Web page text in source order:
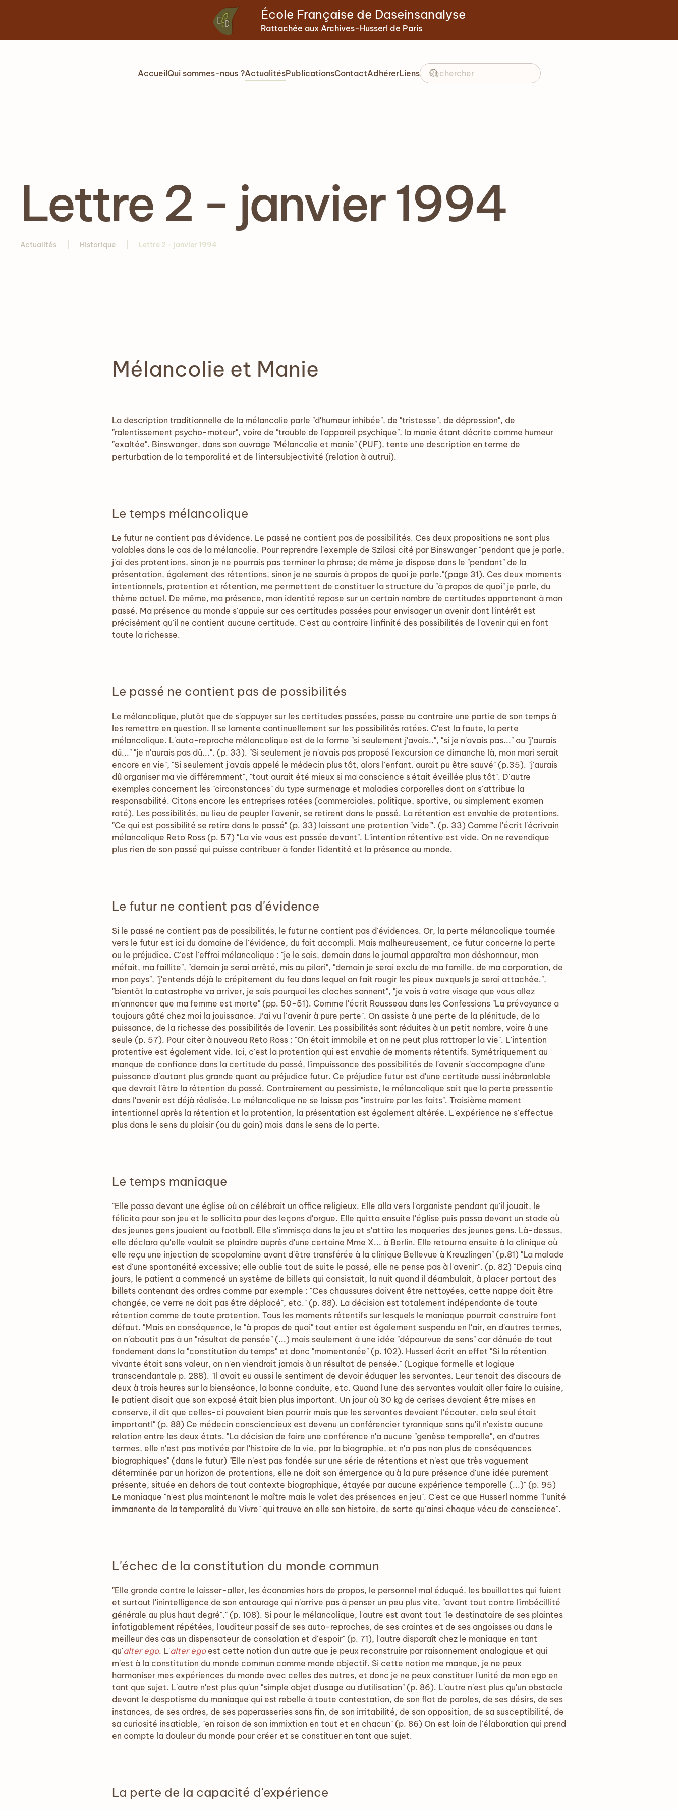
École Française de Daseinsanalyse
Rattachée aux Archives-Husserl de Paris
AccueilQui sommes-nous ?ActualitésPublicationsContactAdhérerLiens
Lettre 2 - janvier 1994
Actualités Historique Lettre 2 - janvier 1994
Mélancolie et Manie
La description traditionnelle de la mélancolie parle "d'humeur inhibée", de "tristesse", de dépression", de
"ralentissement psycho-moteur", voire de "trouble de l'appareil psychique", la manie étant décrite comme humeur
"exaltée". Binswanger, dans son ouvrage "Mélancolie et manie" (PUF), tente une description en terme de
perturbation de la temporalité et de l'intersubjectivité (relation à autrui).
Le temps mélancolique
Le futur ne contient pas d'évidence. Le passé ne contient pas de possibilités. Ces deux propositions ne sont plus
valables dans le cas de la mélancolie. Pour reprendre l'exemple de Szilasi cité par Binswanger "pendant que je parle,
j'ai des protentions, sinon je ne pourrais pas terminer la phrase; de même je dispose dans le "pendant" de la
présentation, également des rétentions, sinon je ne saurais à propos de quoi je parle."(page 31). Ces deux moments
intentionnels, protention et rétention, me permettent de constituer la structure du "à propos de quoi" je parle, du
thème actuel. De même, ma présence, mon identité repose sur un certain nombre de certitudes appartenant à mon
passé. Ma présence au monde s'appuie sur ces certitudes passées pour envisager un avenir dont l'intérêt est
précisément qu'il ne contient aucune certitude. C'est au contraire l'infinité des possibilités de l'avenir qui en font
toute la richesse.
Le passé ne contient pas de possibilités
Le mélancolique, plutôt que de s'appuyer sur les certitudes passées, passe au contraire une partie de son temps à
les remettre en question. II se lamente continuellement sur les possibilités ratées. C'est la faute, la perte
mélancolique. L'auto-reproche mélancolique est de la forme "si seulement j'avais..", "si je n'avais pas..." ou "j'aurais
dû..." "je n'aurais pas dû...". (p. 33). "Si seulement je n'avais pas proposé l'excursion ce dimanche là, mon mari serait
encore en vie", "Si seulement j'avais appelé le médecin plus tôt, alors l'enfant. aurait pu être sauvé" (p.35). "j'aurais
dû organiser ma vie différemment", "tout aurait été mieux si ma conscience s'était éveillée plus tôt". D'autre
exemples concernent les "circonstances" du type surmenage et maladies corporelles dont on s'attribue la
responsabilité. Citons encore les entreprises ratées (commerciales, politique, sportive, ou simplement examen
raté). Les possibilités, au lieu de peupler l'avenir, se retirent dans le passé. La rétention est envahie de protentions.
"Ce qui est possibilité se retire dans le passé" (p. 33) laissant une protention "vide"'. (p. 33) Comme l'écrit l'écrivain
mélancolique Reto Ross (p. 57) "La vie vous est passée devant". L'intention rétentive est vide. On ne revendique
plus rien de son passé qui puisse contribuer à fonder l'identité et la présence au monde.
Le futur ne contient pas d'évidence
Si le passé ne contient pas de possibilités, le futur ne contient pas d'évidences. Or, la perte mélancolique tournée
vers le futur est ici du domaine de l'évidence, du fait accompli. Mais malheureusement, ce futur concerne la perte
ou le préjudice. C'est l'effroi mélancolique : "je le sais, demain dans le journal apparaîtra mon déshonneur, mon
méfait, ma faillite", "demain je serai arrêté, mis au pilori", "demain je serai exclu de ma famille, de ma corporation, de
mon pays", "j'entends déjà le crépitement du feu dans lequel on fait rougir les pieux auxquels je serai attachée.",
"bientôt la catastrophe va arriver, je sais pourquoi les cloches sonnent", "je vois à votre visage que vous allez
m'annoncer que ma femme est morte" (pp. 50-51). Comme l'écrit Rousseau dans les Confessions "La prévoyance a
toujours gâté chez moi la jouissance. J’ai vu l'avenir à pure perte". On assiste à une perte de la plénitude, de la
puissance, de la richesse des possibilités de l'avenir. Les possibilités sont réduites à un petit nombre, voire à une
seule (p. 57). Pour citer à nouveau Reto Ross : "On était immobile et on ne peut plus rattraper la vie". L'intention
protentive est également vide. Ici, c'est la protention qui est envahie de moments rétentifs. Symétriquement au
manque de confiance dans la certitude du passé, l'impuissance des possibilités de l'avenir s'accompagne d’une
puissance d'autant plus grande quant au préjudice futur. Ce préjudice futur est d'une certitude aussi inébranlable
que devrait l'être la rétention du passé. Contrairement au pessimiste, le mélancolique sait que la perte pressentie
dans l'avenir est déjà réalisée. Le mélancolique ne se laisse pas "instruire par les faits". Troisième moment
intentionnel après la rétention et la protention, la présentation est également altérée. L'expérience ne s'effectue
plus dans le sens du plaisir (ou du gain) mais dans le sens de la perte.
Le temps maniaque
"Elle passa devant une église où on célébrait un office religieux. Elle alla vers l'organiste pendant qu'il jouait, le
félicita pour son jeu et le sollicita pour des leçons d'orgue. Elle quitta ensuite l'église puis passa devant un stade où
des jeunes gens jouaient au football. Elle s'immisça dans le jeu et s'attira les moqueries des jeunes gens. Là-dessus,
elle déclara qu'elle voulait se plaindre auprès d'une certaine Mme X... à Berlin. Elle retourna ensuite à la clinique où
elle reçu une injection de scopolamine avant d'être transférée à la clinique Bellevue à Kreuzlingen" (p.81) "La malade
est d'une spontanéité excessive; elle oublie tout de suite le passé, elle ne pense pas à l'avenir". (p. 82) "Depuis cinq
jours, le patient a commencé un système de billets qui consistait, la nuit quand il déambulait, à placer partout des
billets contenant des ordres comme par exemple : "Ces chaussures doivent être nettoyées, cette nappe doit être
changée, ce verre ne doit pas être déplacé", etc." (p. 88). La décision est totalement indépendante de toute
rétention comme de toute protention. Tous les moments rétentifs sur lesquels le maniaque pourrait construire font
défaut. "Mais en conséquence, le "à propos de quoi" tout entier est également suspendu en l'air, en d'autres termes,
on n'aboutit pas à un "résultat de pensée" (...) mais seulement à une idée "dépourvue de sens" car dénuée de tout
fondement dans la "constitution du temps" et donc "momentanée" (p. 102). Husserl écrit en effet "Si la rétention
vivante était sans valeur, on n'en viendrait jamais à un résultat de pensée." (Logique formelle et logique
transcendantale p. 288). "Il avait eu aussi le sentiment de devoir éduquer les servantes. Leur tenait des discours de
deux à trois heures sur la bienséance, la bonne conduite, etc. Quand l'une des servantes voulait aller faire la cuisine,
le patient disait que son exposé était bien plus important. Un jour où 30 kg de cerises devaient être mises en
conserve, il dit que celles-ci pouvaient bien pourrir mais que les servantes devaient l'écouter, cela seul était
important!" (p. 88) Ce médecin consciencieux est devenu un conférencier tyrannique sans qu'il n'existe aucune
relation entre les deux états. "La décision de faire une conférence n'a aucune "genèse temporelle", en d'autres
termes, elle n'est pas motivée par l'histoire de la vie, par la biographie, et n'a pas non plus de conséquences
biographiques" (dans le futur) "Elle n'est pas fondée sur une série de rétentions et n'est que très vaguement
déterminée par un horizon de protentions, elle ne doit son émergence qu'à la pure présence d'une idée purement
présente, située en dehors de tout contexte biographique, étayée par aucune expérience temporelle (...)" (p. 95)
Le maniaque "n'est plus maintenant le maître mais le valet des présences en jeu". C'est ce que Husserl nomme "l'unité
immanente de la temporalité du Vivre" qui trouve en elle son histoire, de sorte qu'ainsi chaque vécu de conscience".
L'échec de la constitution du monde commun
"Elle gronde contre le laisser-aller, les économies hors de propos, le personnel mal éduqué, les bouillottes qui fuient
et surtout l'inintelligence de son entourage qui n'arrive pas à penser un peu plus vite, "avant tout contre l'imbécillité
générale au plus haut degré"." (p. 108). Si pour le mélancolique, l'autre est avant tout "le destinataire de ses plaintes
infatigablement répétées, l'auditeur passif de ses auto-reproches, de ses craintes et de ses angoisses ou dans le
meilleur des cas un dispensateur de consolation et d'espoir" (p. 71), l'autre disparaît chez le maniaque en tant
qu'alter ego. L'alter ego est cette notion d'un autre que je peux reconstruire par raisonnement analogique et qui
m'est à la constitution du monde commun comme monde objectif. Si cette notion me manque, je ne peux
harmoniser mes expériences du monde avec celles des autres, et donc je ne peux constituer l'unité de mon ego en
tant que sujet. L'autre n'est plus qu'un "simple objet d'usage ou d'utilisation" (p. 86). L'autre n'est plus qu'un obstacle
devant le despotisme du maniaque qui est rebelle à toute contestation, de son flot de paroles, de ses désirs, de ses
instances, de ses ordres, de ses paperasseries sans fin, de son irritabilité, de son opposition, de sa susceptibilité, de
sa curiosité insatiable, "en raison de son immixtion en tout et en chacun" (p. 86) On est loin de l'élaboration qui prend
en compte la douleur du monde pour créer et se constituer en tant que sujet.
La perte de la capacité d'expérience